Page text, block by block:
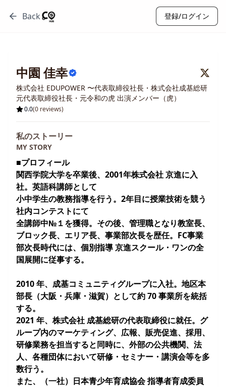
Back 登録/ログイン
中園 佳幸
株式会社 EDUPOWER 〜代表取締役社長・株式会社成基総研
元代表取締役社長・元令和の虎 出演メンバー（虎）
0.0(0 reviews)
私のストーリー
MY STORY
■プロフィール
関西学院大学を卒業後、2001年株式会社 京進に入
社。英語科講師として
小中学生の教務指導を行う。2年目に授業技術を競う
社内コンテストにて
全講師中№１を獲得。その後、管理職となり教室⾧、
ブロック⾧、エリア⾧、事業部次⾧を歴任。FC事業
部次⾧時代には、個別指導 京進スクール・ワンの全
国展開に従事する。
2010 年、成基コミュニティグループに入社。地区本
部⾧（大阪・兵庫・滋賀）として約 70 事業所を統括
する。
2021 年、株式会社 成基総研の代表取締役に就任。グ
ループ内のマーケティング、広報、販売促進、採用、
研修業務を担当すると同時に、外部の公共機関、法
人、各種団体において研修・セミナー・講演会等を多
数行う。
また、（一社）日本青少年育成協会 指導者育成委員